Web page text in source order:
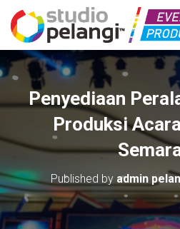
Penyediaan
Produksi
Published by admin